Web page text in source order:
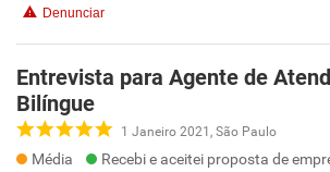
Denunciar
Entrevista para Agente de
Bilíngue
1 Janeiro 2021, São Paulo
Média Recebi e aceitei proposta de